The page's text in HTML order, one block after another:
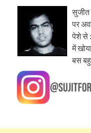
सुजीत
पर
पेशे से :
में
बस